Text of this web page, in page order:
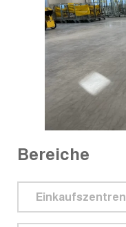
Bereiche
Einkaufszentren